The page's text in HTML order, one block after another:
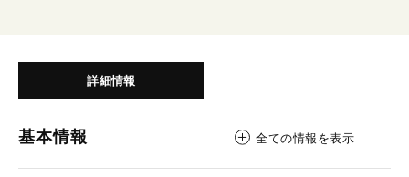
詳細情報
基本情報 全ての情報を表示